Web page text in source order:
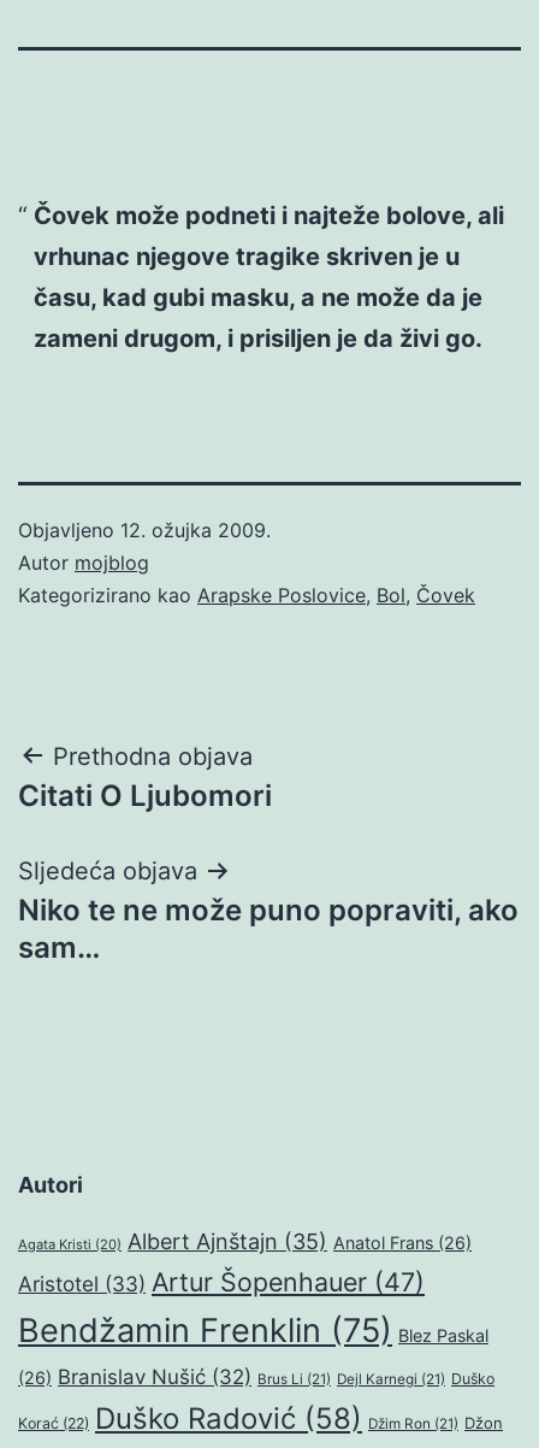
Čovek može podneti i najteže bolove, ali
vrhunac njegove tragike skriven je u
času, kad gubi masku, a ne može da je
zameni drugom, i prisiljen je da živi go.
Objavljeno 12. ožujka 2009.
Autor mojblog
Kategorizirano kao Arapske Poslovice, Bol, Čovek
Navigacija
objava
Prethodna objava
Citati O Ljubomori
Sljedeća objava
Niko te ne može puno popraviti, ako
sam…
Autori
Agata Kristi (20) Albert Ajnštajn (35) Anatol Frans (26)
Aristotel (33) Artur Šopenhauer (47)
Bendžamin Frenklin (75) Blez Paskal
(26) Branislav Nušić (32) Brus Li (21) Dejl Karnegi (21) Duško
Korać (22) Duško Radović (58) Džim Ron (21) Džon